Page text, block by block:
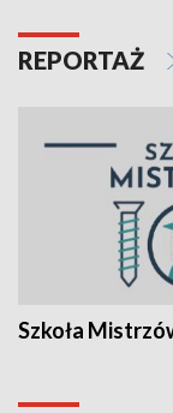
REPORTAŻ
Szkoła